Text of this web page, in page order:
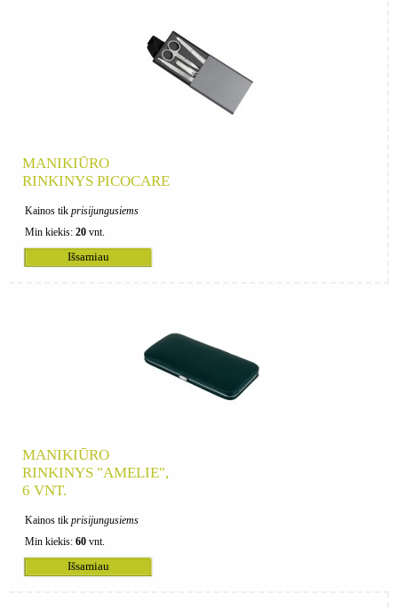
MANIKIŪRO
RINKINYS PICOCARE
Kainos tik prisijungusiems
Min kiekis: 20 vnt.
Išsamiau
MANIKIŪRO
RINKINYS "AMELIE",
6 VNT.
Kainos tik prisijungusiems
Min kiekis: 60 vnt.
Išsamiau